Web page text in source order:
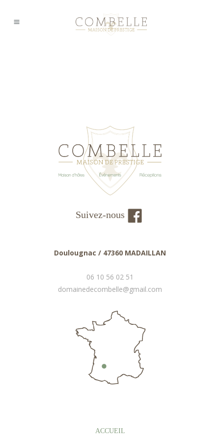
Suivez-nous
Doulougnac / 47360 MADAILLAN
06 10 56 02 51
domainedecombelle@gmail.com
ACCUEIL